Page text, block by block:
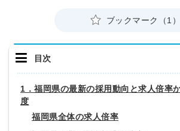
ブックマーク（1）
目次
1．福岡県の最新の採用動向と求人倍率
度
福岡県全体の求人倍率